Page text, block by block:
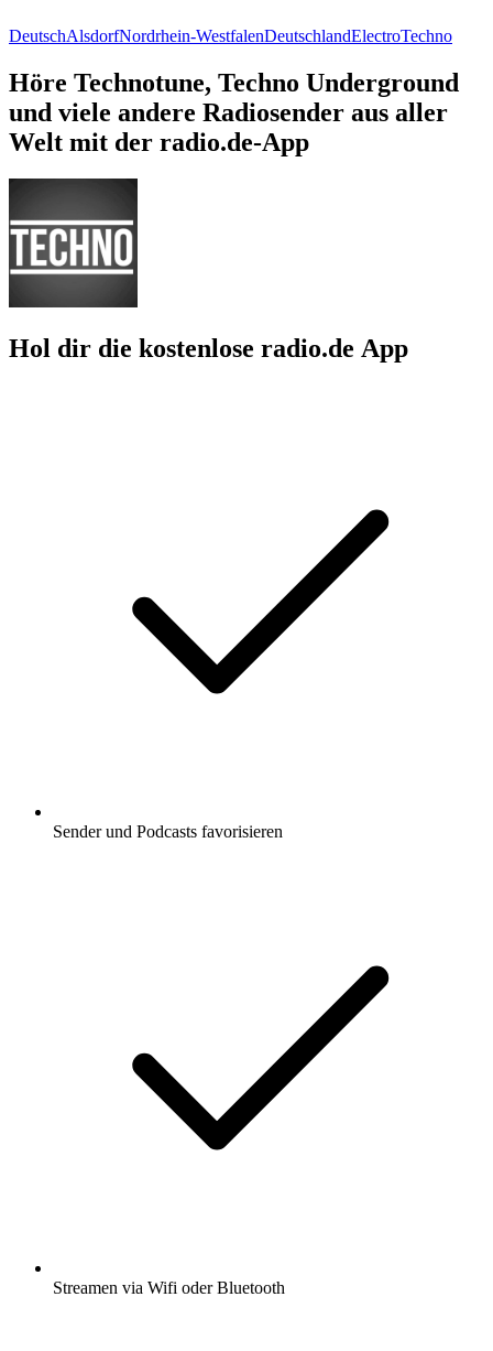
DeutschAlsdorfNordrhein-WestfalenDeutschlandElectroTechno
Höre Technotune, Techno Underground
und viele andere Radiosender aus aller
Welt mit der radio.de-App
Hol dir die kostenlose radio.de App
Sender und Podcasts favorisieren
Streamen via Wifi oder Bluetooth